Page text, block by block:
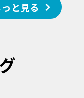
と見る